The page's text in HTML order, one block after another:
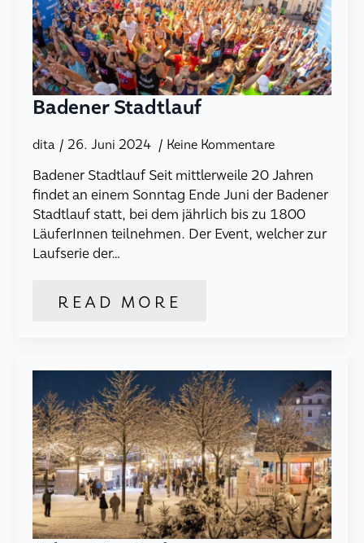
Badener Stadtlauf
dita 26. Juni 2024 Keine Kommentare
Badener Stadtlauf Seit mittlerweile 20 Jahren
findet an einem Sonntag Ende Juni der Badener
Stadtlauf statt, bei dem jährlich bis zu 1800
LäuferInnen teilnehmen. Der Event, welcher zur
Laufserie der…
READ MORE